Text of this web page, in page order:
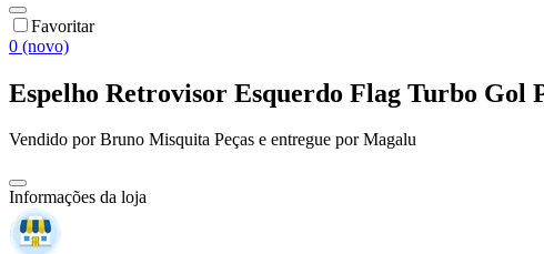
Favoritar
0 (novo)
Espelho Retrovisor Esquerdo Flag Turbo Gol
Vendido porBruno Misquita Peças e entregue por Magalu
Informações da loja